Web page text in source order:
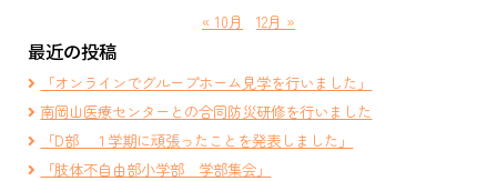
« 10月 12月 »
最近の投稿
「オンラインでグループホーム見学を行いました」
南岡山医療センターとの合同防災研修を行いました
「D部 １学期に頑張ったことを発表しました」
「肢体不自由部小学部 学部集会」